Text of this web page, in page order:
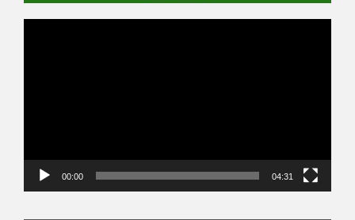
00:00 04:31